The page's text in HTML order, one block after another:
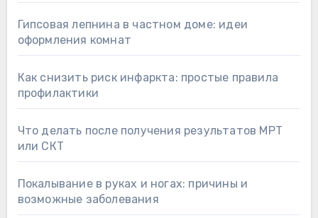
Гипсовая лепнина в частном доме: идеи
оформления комнат
Как снизить риск инфаркта: простые правила
профилактики
Что делать после получения результатов МРТ
или СКТ
Покалывание в руках и ногах: причины и
возможные заболевания